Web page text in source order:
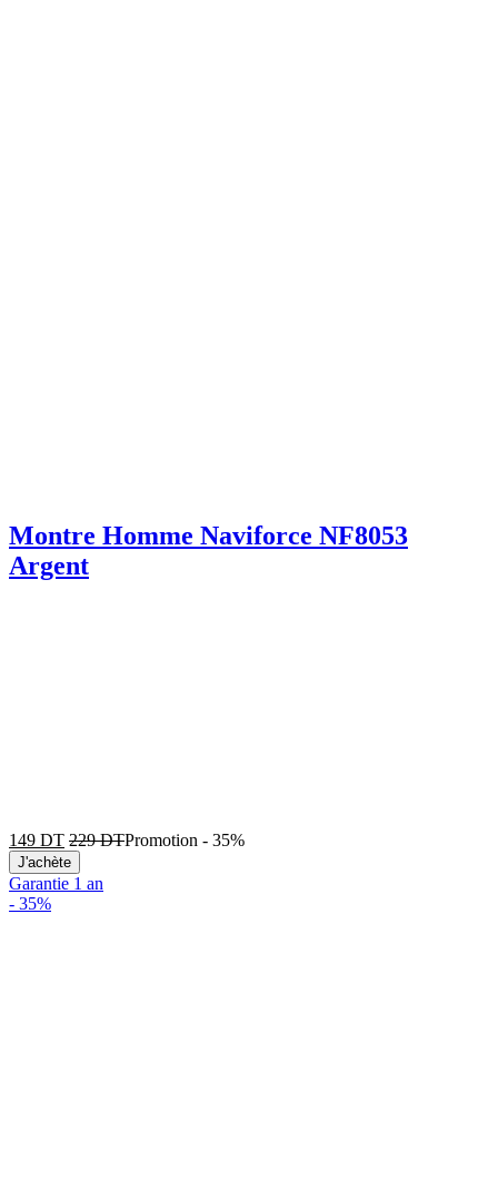
Montre Homme Naviforce NF8053
Argent
149 DT 229DTPromotion - 35%
J'achète
Garantie 1 an
- 35%